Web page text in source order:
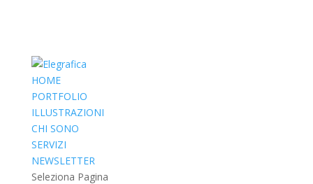
HOME
PORTFOLIO
ILLUSTRAZIONI
CHI SONO
SERVIZI
NEWSLETTER
Seleziona Pagina